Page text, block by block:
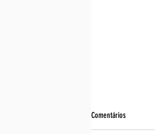
Comentários